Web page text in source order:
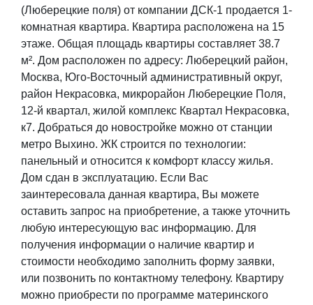
(Люберецкие поля) от компании ДСК-1 продается 1-
комнатная квартира. Квартира расположена на 15
этаже. Общая площадь квартиры составляет 38.7
м². Дом расположен по адресу: Люберецкий район,
Москва, Юго-Восточный административный округ,
район Некрасовка, микрорайон Люберецкие Поля,
12-й квартал, жилой комплекс Квартал Некрасовка,
к7. Добраться до новостройке можно от станции
метро Выхино. ЖК строится по технологии:
панельный и относится к комфорт классу жилья.
Дом сдан в эксплуатацию. Если Вас
заинтересовала данная квартира, Вы можете
оставить запрос на приобретение, а также уточнить
любую интересующую вас информацию. Для
получения информации о наличие квартир и
стоимости необходимо заполнить форму заявки,
или позвонить по контактному телефону. Квартиру
можно приобрести по программе материнского